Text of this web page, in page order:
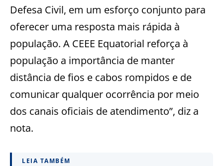
Defesa Civil, em um esforço conjunto para
oferecer uma resposta mais rápida à
população. A CEEE Equatorial reforça à
população a importância de manter
distância de fios e cabos rompidos e de
comunicar qualquer ocorrência por meio
dos canais oficiais de atendimento”, diz a
nota.
LEIA TAMBÉM